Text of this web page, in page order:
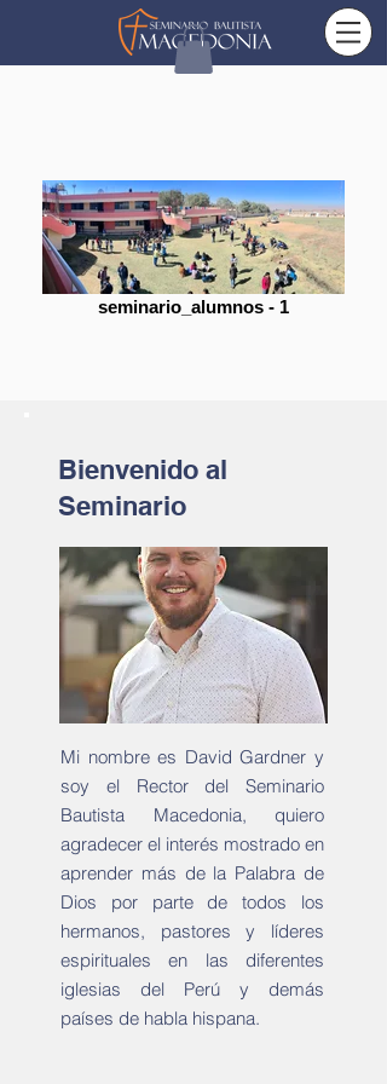
seminario_alumnos - 1
Bienvenido al
Seminario
Mi nombre es David Gardner y
soy el Rector del Seminario
Bautista Macedonia, quiero
agradecer el interés mostrado en
aprender más de la Palabra de
Dios por parte de todos los
hermanos, pastores y líderes
espirituales en las diferentes
iglesias del Perú y demás
países de habla hispana.